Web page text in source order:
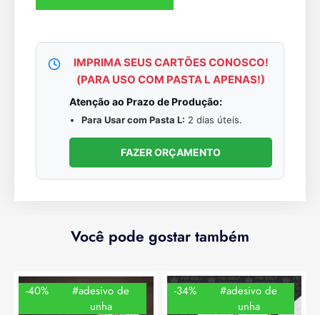
IMPRIMA SEUS CARTÕES CONOSCO!
(PARA USO COM PASTA L APENAS!)
Atenção ao Prazo de Produção:
Para Usar com Pasta L: 2 dias úteis.
FAZER ORÇAMENTO
Você pode gostar também
-40%
#adesivo de
unha
-34%
#adesivo de
unha